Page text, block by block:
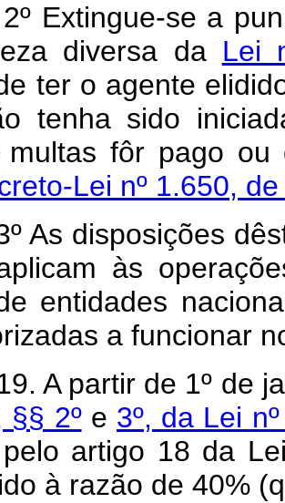
Extingue-se a
diversa da Lei
ter o agente
tenha sido
fôr pago
Lei nº 1.650,
disposições
às
entidades
a funcionar
A partir de 1º de
§§ 2ºe 3º, da Lei
artigo 18 da
à razão de 40%